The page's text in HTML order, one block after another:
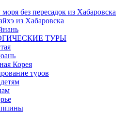
без пересадок из Хабаровска
из Хабаровска
ТУРЫ
Корея
туров